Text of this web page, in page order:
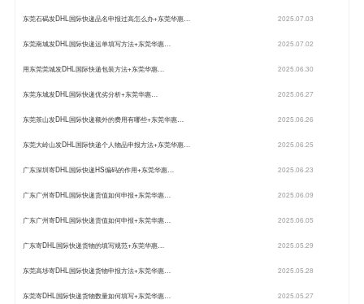
东莞石碣发DHL国际快递品名申报过高怎么办+东莞华惠… 2025.07.03
东莞南城发DHL国际快递运单填写方法+东莞华惠… 2025.07.02
用东莞莞城发DHL国际快递包装方法+东莞华惠… 2025.06.30
东莞东城发DHL国际快递优劣分析+东莞华惠… 2025.06.27
东莞茶山发DHL国际快递额外的费用有哪些+东莞华惠… 2025.06.26
东莞大岭山发DHL国际快递个人物品申报方法+东莞华惠… 2025.06.25
广东深圳寄DHL国际快递HS编码的作用+东莞华惠… 2025.06.23
广东广州寄DHL国际快递货值如何申报+东莞华惠… 2025.06.09
广东广州寄DHL国际快递货值如何申报+东莞华惠… 2025.06.05
广东寄DHL国际快递货物的填写规范+东莞华惠… 2025.05.29
东莞高埗寄DHL国际快递货物申报方法+东莞华惠… 2025.05.28
东莞寄DHL国际快递货物数量如何填写+东莞华惠… 2025.05.27